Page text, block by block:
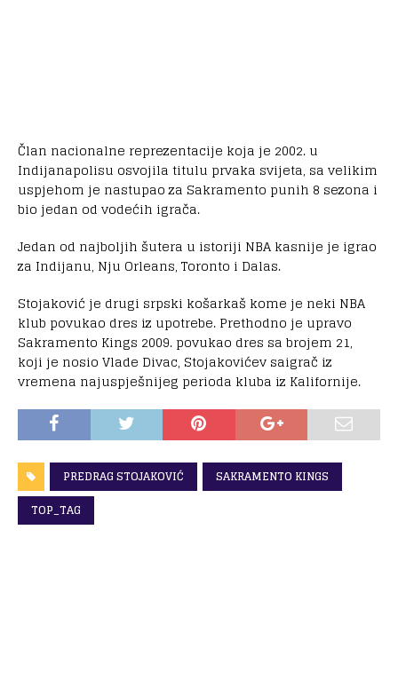
Član nacionalne reprezentacije koja je 2002. u
Indijanapolisu osvojila titulu prvaka svijeta, sa velikim
uspjehom je nastupao za Sakramento punih 8 sezona i
bio jedan od vodećih igrača.
Jedan od najboljih šutera u istoriji NBA kasnije je igrao
za Indijanu, Nju Orleans, Toronto i Dalas.
Stojaković je drugi srpski košarkaš kome je neki NBA
klub povukao dres iz upotrebe. Prethodno je upravo
Sakramento Kings 2009. povukao dres sa brojem 21,
koji je nosio Vlade Divac, Stojakovićev saigrač iz
vremena najuspješnijeg perioda kluba iz Kalifornije.
PREDRAG STOJAKOVIĆ
SAKRAMENTO KINGS
TOP_TAG